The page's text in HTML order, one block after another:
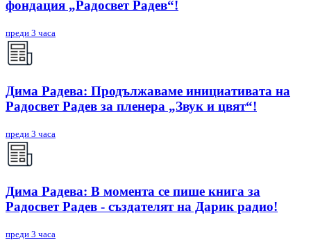
фондация „Радосвет Радев“!
преди 3 часа
Дима Радева: Продължаваме инициативата на
Радосвет Радев за пленера „Звук и цвят“!
преди 3 часа
Дима Радева: В момента се пише книга за
Радосвет Радев - създателят на Дарик радио!
преди 3 часа